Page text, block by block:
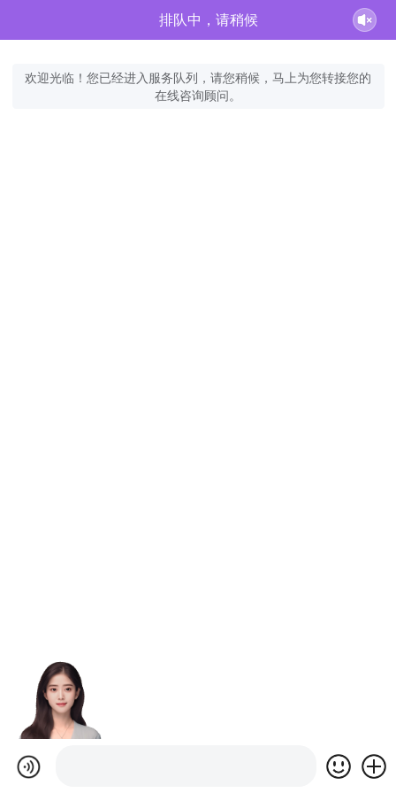
排队中，请稍候
欢迎光临！您已经进入服务队列，请您稍候，马上为您转接您的
在线咨询顾问。